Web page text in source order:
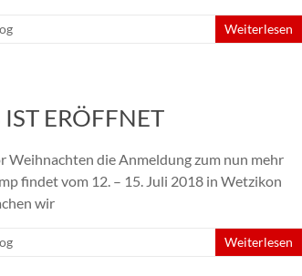
Weiterlesen
ERÖFFNET
die Anmeldung zum nun mehr
findet vom 12. – 15. Juli 2018 in Wetzikon
wir
Weiterlesen